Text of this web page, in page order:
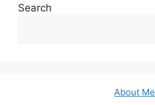
Search
About Me